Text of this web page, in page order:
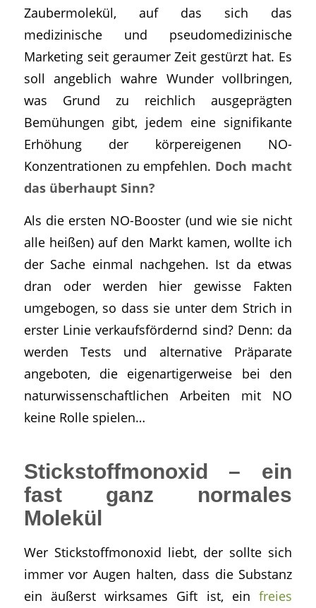
Zaubermolekül, auf das sich das
medizinische und pseudomedizinische
Marketing seit geraumer Zeit gestürzt hat. Es
soll angeblich wahre Wunder vollbringen,
was Grund zu reichlich ausgeprägten
Bemühungen gibt, jedem eine signifikante
Erhöhung der körpereigenen NO-
Konzentrationen zu empfehlen. Doch macht
das überhaupt Sinn?
Als die ersten NO-Booster (und wie sie nicht
alle heißen) auf den Markt kamen, wollte ich
der Sache einmal nachgehen. Ist da etwas
dran oder werden hier gewisse Fakten
umgebogen, so dass sie unter dem Strich in
erster Linie verkaufsfördernd sind? Denn: da
werden Tests und alternative Präparate
angeboten, die eigenartigerweise bei den
naturwissenschaftlichen Arbeiten mit NO
keine Rolle spielen…
Stickstoffmonoxid – ein
fast ganz normales
Molekül
Wer Stickstoffmonoxid liebt, der sollte sich
immer vor Augen halten, dass die Substanz
ein äußerst wirksames Gift ist, einfreies